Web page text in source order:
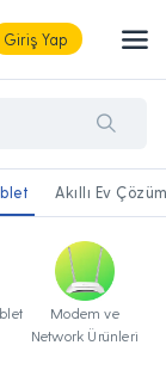
Giriş Yap
Akıllı Ev
Modem ve
Network Ürünleri